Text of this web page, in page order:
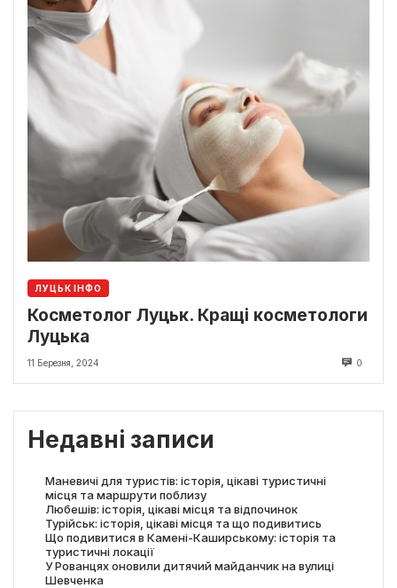
ЛУЦЬК ІНФО
Косметолог Луцьк. Кращі косметологи
Луцька
11 Березня, 2024 0
Недавні записи
Маневичі для туристів: історія, цікаві туристичні
місця та маршрути поблизу
Любешів: історія, цікаві місця та відпочинок
Турійськ: історія, цікаві місця та що подивитись
Що подивитися в Камені-Каширському: історія та
туристичні локації
У Рованцях оновили дитячий майданчик на вулиці
Шевченка